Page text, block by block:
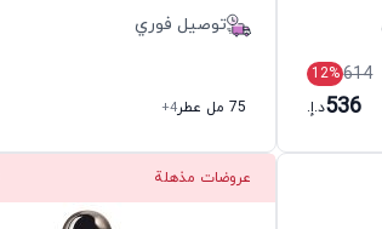
614
12%
536د.إ.
توصيل فوري
75 مل عطر
+4
عروضات مذهلة